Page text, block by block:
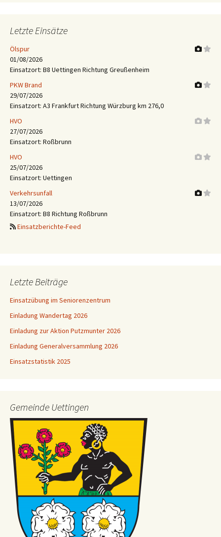
Letzte Einsätze
Ölspur
01/08/2026
Einsatzort: B8 Uettingen Richtung Greußenheim
PKW Brand
29/07/2026
Einsatzort: A3 Frankfurt Richtung Würzburg km 276,0
HVO
27/07/2026
Einsatzort: Roßbrunn
HVO
25/07/2026
Einsatzort: Uettingen
Verkehrsunfall
13/07/2026
Einsatzort: B8 Richtung Roßbrunn
Einsatzberichte-Feed
Letzte Beiträge
Einsatzübung im Seniorenzentrum
Einladung Wandertag 2026
Einladung zur Aktion Putzmunter 2026
Einladung Generalversammlung 2026
Einsatzstatistik 2025
Gemeinde Uettingen